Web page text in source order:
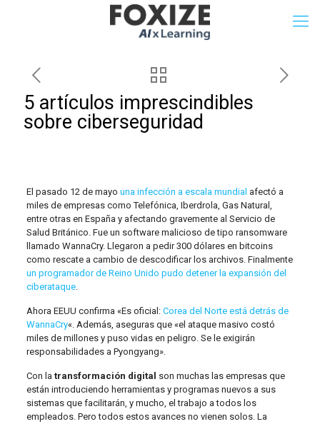
5 artículos imprescindibles
sobre ciberseguridad
El pasado 12 de mayo una infección a escala mundial afectó a
miles de empresas como Telefónica, Iberdrola, Gas Natural,
entre otras en España y afectando gravemente al Servicio de
Salud Británico. Fue un software malicioso de tipo ransomware
llamado WannaCry. Llegaron a pedir 300 dólares en bitcoins
como rescate a cambio de descodificar los archivos. Finalmente
un programador de Reino Unido pudo detener la expansión del
ciberataque.
Ahora EEUU confirma «Es oficial: Corea del Norte está detrás de
WannaCry«. Además, aseguras que «el ataque masivo costó
miles de millones y puso vidas en peligro. Se le exigirán
responsabilidades a Pyongyang».
Con la transformación digital son muchas las empresas que
están introduciendo herramientas y programas nuevos a sus
sistemas que facilitarán, y mucho, el trabajo a todos los
empleados. Pero todos estos avances no vienen solos. La